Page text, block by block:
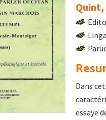
Quint,
Dans
essaye